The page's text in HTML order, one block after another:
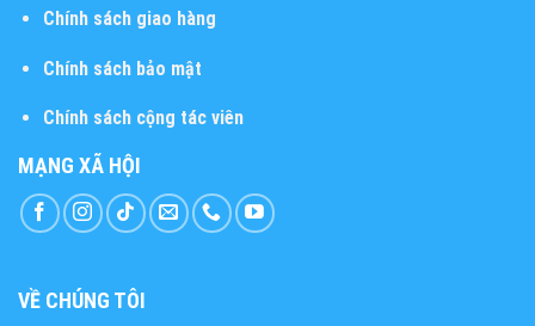
Chính sách giao hàng
Chính sách bảo mật
Chính sách cộng tác viên
MẠNG XÃ HỘI
VỀ CHÚNG TÔI